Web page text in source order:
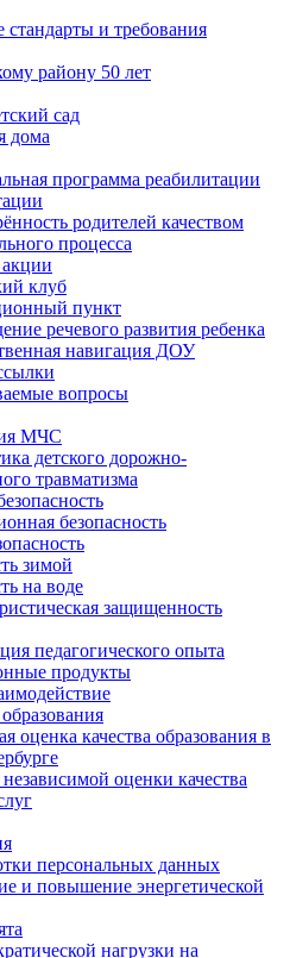
стандарты и требования
району 50 лет
сад
дома
программа реабилитации
родителей качеством
процесса
клуб
пункт
речевого развития ребенка
навигация ДОУ
вопросы
МЧС
детского дорожно-
травматизма
безопасность
зимой
на воде
защищенность
педагогического опыта
продукты
оценка качества образования в
независимой оценки качества
персональных данных
и повышение энергетической
нагрузки на